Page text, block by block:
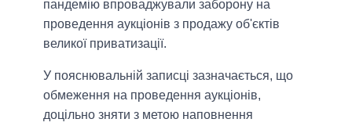
пандемію впроваджували заборону на
проведення аукціонів з продажу об'єктів
великої приватизації.
У пояснювальній записці зазначається, що
обмеження на проведення аукціонів,
доцільно зняти з метою наповнення